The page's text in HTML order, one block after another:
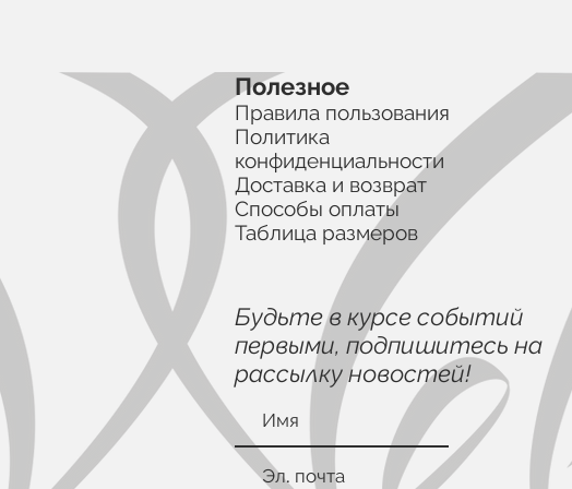
Полезное
Правила пользования
Политика
конфиденциальности
Доставка и возврат
Способы оплаты
Таблица размеров
Будьте в курсе событий
первыми, подпишитесь на
рассылку новостей!